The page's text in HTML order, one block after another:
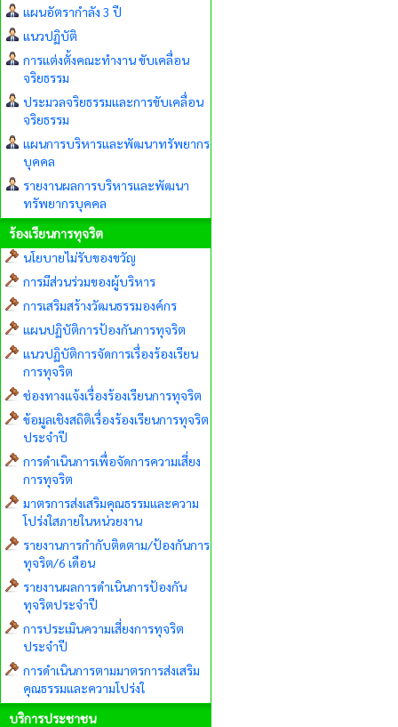
แผนอัตรากำลัง 3 ปี
แนวปฏิบัติ
การแต่งตั้งคณะทำงาน ขับเคลื่อน
จริยธรรม
ประมวลจริยธรรมและการขับเคลื่อน
จริยธรรม
แผนการบริหารและพัฒนาทรัพยากร
บุคคล
รายงานผลการบริหารและพัฒนา
ทรัพยากรบุคคล
ร้องเรียนการทุจริต
นโยบายไม่รับของขวัญ
การมีส่วนร่วมของผู้บริหาร
การเสริมสร้างวัฒนธรรมองค์กร
แผนปฏิบัติการป้องกันการทุจริต
แนวปฏิบัติการจัดการเรื่องร้องเรียน
การทุจริต
ช่องทางแจ้งเรื่องร้องเรียนการทุจริต
ข้อมูลเชิงสถิติเรื่องร้องเรียนการทุจริต
ประจำปี
การดำเนินการเพื่อจัดการความเสี่ยง
การทุจริต
มาตรการส่งเสริมคุณธรรมและความ
โปร่งใสภายในหน่วยงาน
รายงานการกำกับติดตาม/ป้องกันการ
ทุจริต/6 เดือน
รายงานผลการดำเนินการป้องกัน
ทุจริตประจำปี
การประเมินความเสี่ยงการทุจริต
ประจำปี
การดำเนินการตามมาตรการส่งเสริม
คุณธรรมและความโปร่งใ
บริการประชาชน